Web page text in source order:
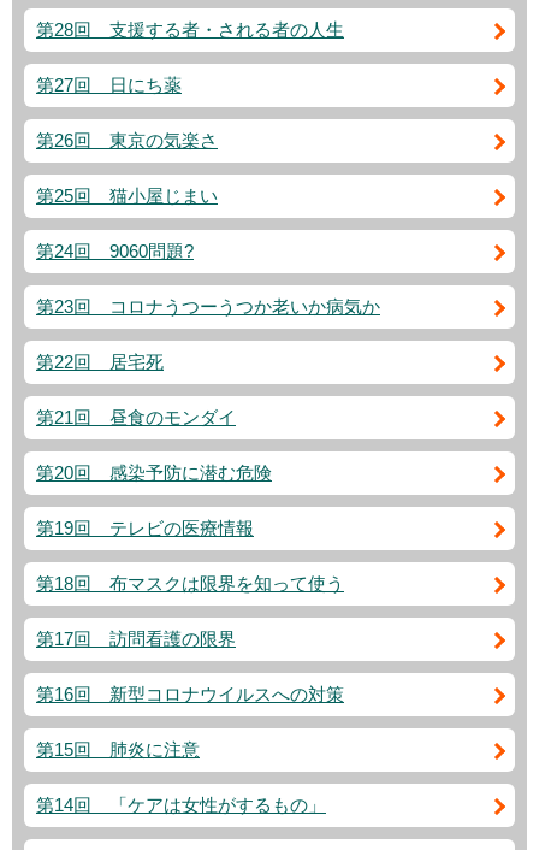
第28回 支援する者・される者の人生
第27回 日にち薬
第26回 東京の気楽さ
第25回 猫小屋じまい
第24回 9060問題?
第23回 コロナうつーうつか老いか病気か
第22回 居宅死
第21回 昼食のモンダイ
第20回 感染予防に潜む危険
第19回 テレビの医療情報
第18回 布マスクは限界を知って使う
第17回 訪問看護の限界
第16回 新型コロナウイルスへの対策
第15回 肺炎に注意
第14回 「ケアは女性がするもの」